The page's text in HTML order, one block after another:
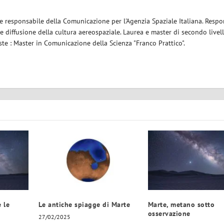
della Comunicazione per l'Agenzia Spaziale Italiana.
della cultura aereospaziale. Laurea e master di secondo
: Master in Comunicazione della Scienza "Franco Prattico".
le Le antiche spiagge di Marte
27/02/2025
Marte, metano sotto
osservazione